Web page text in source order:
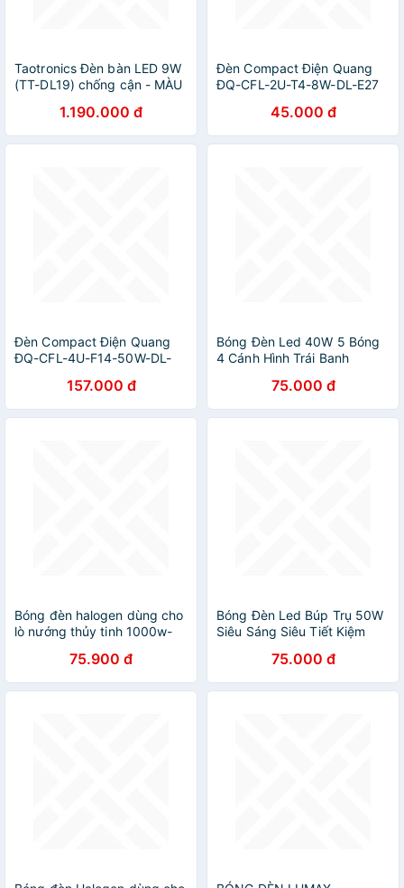
Taotronics Đèn bàn LED 9W
(TT-DL19) chống cận - MÀU
1.190.000 đ
Đèn Compact Điện Quang
ĐQ-CFL-2U-T4-8W-DL-E27
45.000 đ
Đèn Compact Điện Quang
ĐQ-CFL-4U-F14-50W-DL-
157.000 đ
Bóng Đèn Led 40W 5 Bóng
4 Cánh Hình Trái Banh
75.000 đ
Bóng đèn halogen dùng cho
lò nướng thủy tinh 1000w-
75.900 đ
Bóng Đèn Led Búp Trụ 50W
Siêu Sáng Siêu Tiết Kiệm
75.000 đ